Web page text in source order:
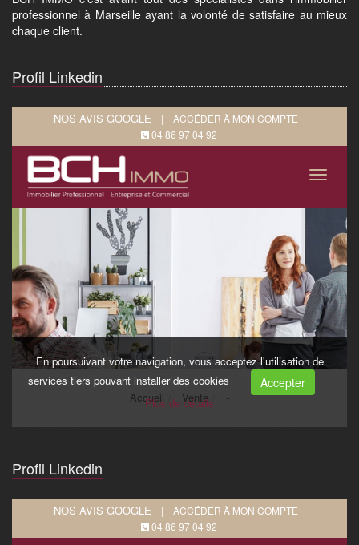
professionnel à Marseille ayant la volonté de satisfaire au mieux
chaque client.
Profil Linkedin
Profil Linkedin